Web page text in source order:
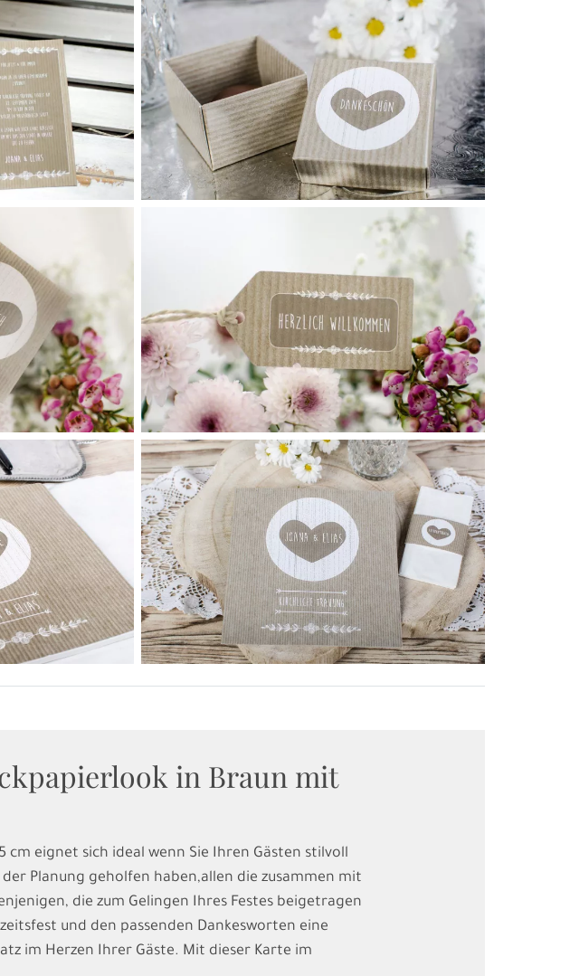
in Braun mit
cm eignet sich ideal wenn Sie Ihren Gästen stilvoll
Planung geholfen haben,allen die zusammen mit
die zum Gelingen Ihres Festes beigetragen
und den passenden Dankesworten eine
im Herzen Ihrer Gäste. Mit dieser Karte im